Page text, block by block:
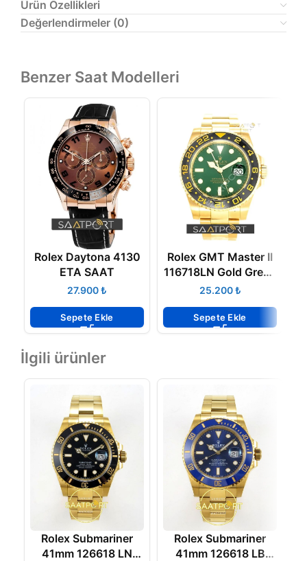
Ürün Özellikleri
Değerlendirmeler (0)
Benzer Saat Modelleri
Rolex Daytona 4130
ETA SAAT
₺
Sepete Ekle
Rolex GMT Master II
116718LN Gold Green
ETA 3186 ETA
₺
Sepete Ekle
İlgili ürünler
Rolex Submariner
41mm 126618 LN
Rolex Submariner
41mm 126618 LB